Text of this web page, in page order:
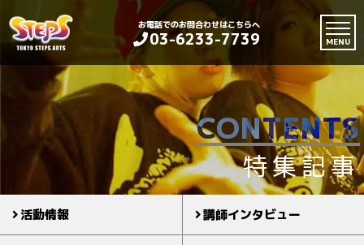
お電話でのお問合わせはこちらへ
03-6233-7739 MENU
CONTENTS
特集記事
活動情報 講師インタビュー